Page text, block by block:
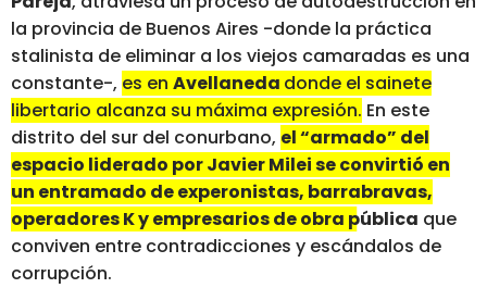
la provincia de Buenos Aires -donde la práctica
stalinista de eliminar a los viejos camaradas es una
constante-, es en Avellaneda donde el sainete
libertario alcanza su máxima expresión. En este
distrito del sur del conurbano, el “armado” del
espacio liderado por Javier Milei se convirtió en
un entramado de experonistas, barrabravas,
operadores K y empresarios de obra pública que
conviven entre contradicciones y escándalos de
corrupción.